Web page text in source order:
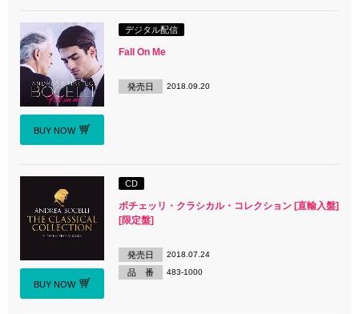
BUY NOW
デジタル配信
Fall On Me
発売日 2018.09.20
BUY NOW
CD
ボチェッリ・クラシカル・コレクション [直輸入盤]
[限定盤]
発売日 2018.07.24
品 番 483-1000